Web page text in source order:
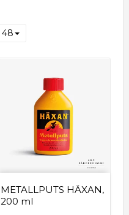
48
METALLPUTS HÄXAN,
200 ml